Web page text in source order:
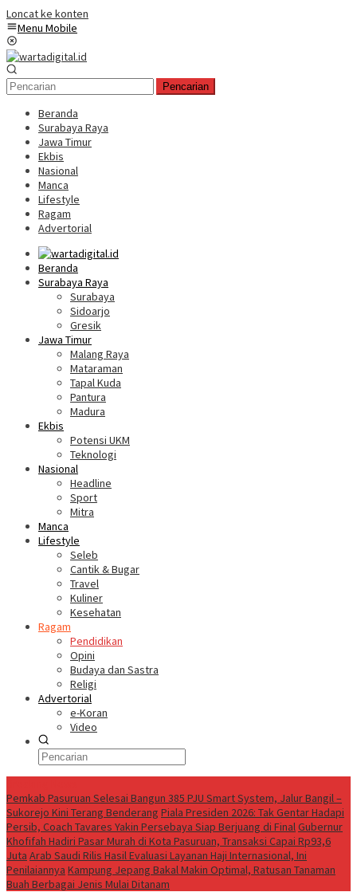
Loncat ke konten
Menu Mobile
Pencarian
Beranda
Surabaya Raya
Jawa Timur
Ekbis
Nasional
Manca
Lifestyle
Ragam
Advertorial
Beranda
Surabaya Raya
Surabaya
Sidoarjo
Gresik
Jawa Timur
Malang Raya
Mataraman
Tapal Kuda
Pantura
Madura
Ekbis
Potensi UKM
Teknologi
Nasional
Headline
Sport
Mitra
Manca
Lifestyle
Seleb
Cantik & Bugar
Travel
Kuliner
Kesehatan
Ragam
Pendidikan
Opini
Budaya dan Sastra
Religi
Advertorial
e-Koran
Video
Pemkab Pasuruan Selesai Bangun 385 PJU Smart System, Jalur Bangil –
Sukorejo Kini Terang Benderang Piala Presiden 2026: Tak Gentar Hadapi
Persib, Coach Tavares Yakin Persebaya Siap Berjuang di FinalGubernur
Khofifah Hadiri Pasar Murah di Kota Pasuruan, Transaksi Capai Rp93,6
Juta Arab Saudi Rilis Hasil Evaluasi Layanan Haji Internasional, Ini
Penilaiannya Kampung Jepang Bakal Makin Optimal, Ratusan Tanaman
Buah Berbagai Jenis Mulai Ditanam